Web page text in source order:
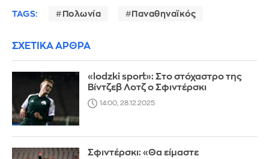
TAGS: Πολωνία Παναθηναϊκός
ΣΧΕΤΙΚΑ ΑΡΘΡΑ
«lodzki sport»: Στο στόχαστρο της
Βίντζεβ Λοτζ ο Σφιντέρσκι
14:00, 28.12.2025
Σφιντέρσκι: «Θα είμαστε